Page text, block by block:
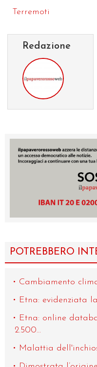
Terremoti
Redazione
POTREBBERO
Cambiamento
Etna: evidenziata
Etna: online
2.500...
Malattia